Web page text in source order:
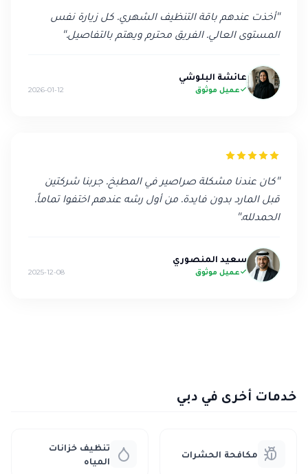
"أخذت عندهم باقة التنظيف الشهري. كل زيارة نفس
المستوى العالي. الفريق محترم ويهتم بالتفاصيل."
عائشة البلوشي
عميل موثوق 2026-01-12
"كان عندنا مشكلة صراصير في المطبخ. جربنا شركتين
قبل المارد بدون فايدة. من أول رشه عندهم اختفوا تماماً.
الحمدلله."
سعيد المنصوري
عميل موثوق 2025-12-08
خدمات أخرى في دبي
مكافحة الحشرات
تنظيف خزانات
المياه